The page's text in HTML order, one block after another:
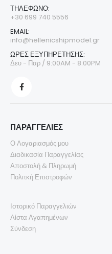
ΤΗΛΈΦΩΝΟ:
+30 699 740 5556
EMAIL:
info@hellenicshipmodel.gr
ΩΡΕΣ ΕΞΥΠΗΡΕΤΗΣΗΣ:
Δευ - Παρ / 9:00AM - 8:00PM
ΠΑΡΑΓΓΕΛΙΕΣ
Ο Λογαριασμός μου
Διαδικασία Παραγγελίας
Αποστολή & Πληρωμή
Πολιτκή Επιστροφών
Ιστορικό Παραγγελιών
Λίστα Αγαπημένων
Σύνδεση